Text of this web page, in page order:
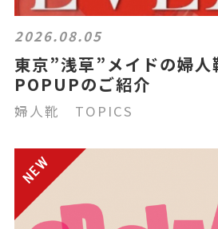
2026.08.05
東京”浅草”メイドの婦人
POPUPのご紹介
婦人靴 TOPICS